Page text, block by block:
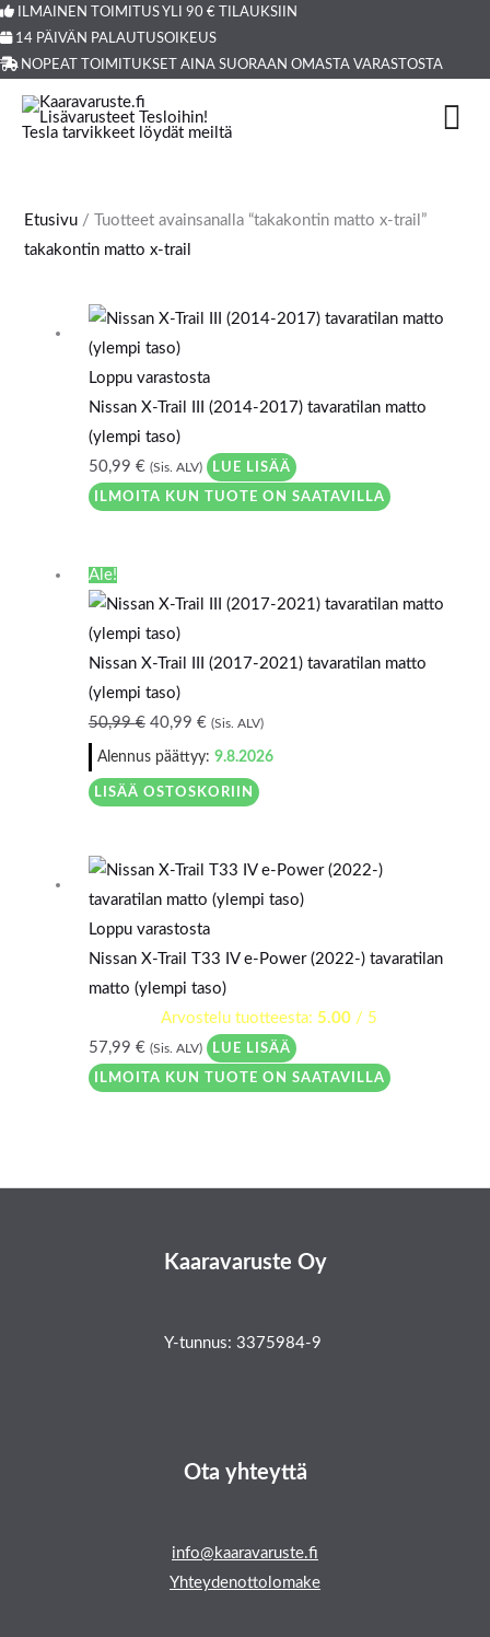
ILMAINEN TOIMITUS YLI 90 € TILAUKSIIN
14 PÄIVÄN PALAUTUSOIKEUS
NOPEAT TOIMITUKSET AINA SUORAAN OMASTA VARASTOSTA
Siirry
sisältöön
Etusivu / Tuotteet avainsanalla “takakontin matto x-trail”
takakontin matto x-trail
Loppu varastosta
Nissan X-Trail III (2014-2017) tavaratilan matto
(ylempi taso)
50,99 € (Sis. ALV) LUE LISÄÄ
ILMOITA KUN TUOTE ON SAATAVILLA
Ale!
Nissan X-Trail III (2017-2021) tavaratilan matto
(ylempi taso)
50,99€
oli:
50,99 €.
40,99 €
on:
(Sis. ALV)
Alennus päättyy: 9.8.2026
LISÄÄ OSTOSKORIIN
Loppu varastosta
Nissan X-Trail T33 IV e-Power (2022-) tavaratilan
matto (ylempi taso)
Arvostelu tuotteesta: 5.00/ 5
57,99 € (Sis. ALV) LUE LISÄÄ
ILMOITA KUN TUOTE ON SAATAVILLA
Kaaravaruste Oy
Y-tunnus: 3375984-9
Ota yhteyttä
info@kaaravaruste.fi
Yhteydenottolomake
Products
search